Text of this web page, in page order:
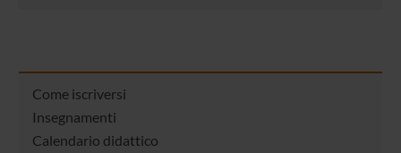
Come iscriversi
Insegnamenti
Calendario didattico